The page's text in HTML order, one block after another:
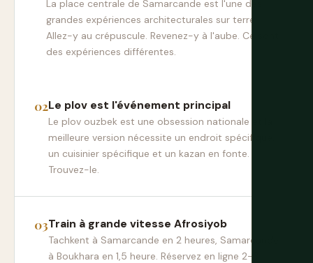
La place centrale de Samarcande est l'une des
grandes expériences architecturales sur terre.
Allez-y au crépuscule. Revenez-y à l'aube. Ce sont
des expériences différentes.
Le plov est l'événement principal
Le plov ouzbek est une obsession nationale et la
meilleure version nécessite un endroit spécifique,
un cuisinier spécifique et un kazan en fonte.
Trouvez-le.
Train à grande vitesse Afrosiyob
Tachkent à Samarcande en 2 heures, Samarcande
à Boukhara en 1,5 heure. Réservez en ligne 2-3